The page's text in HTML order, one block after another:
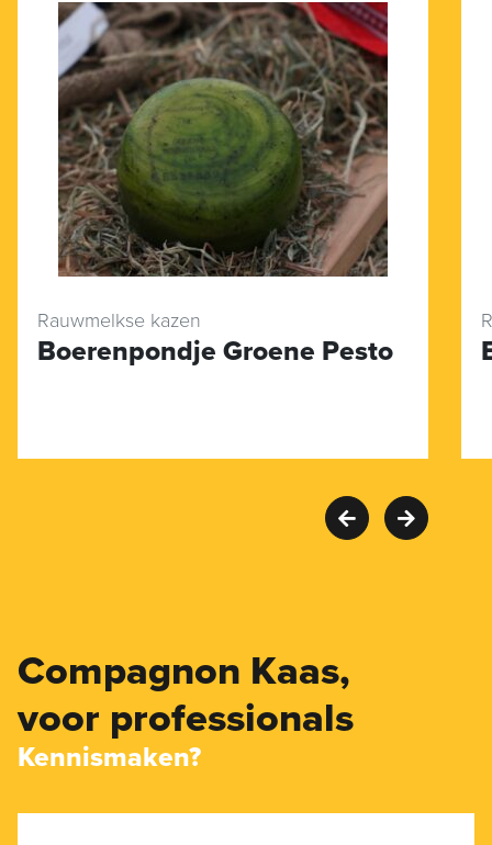
Rauwmelkse kazen
Boerenpondje Groene Pesto
Compagnon Kaas,
voor professionals
Kennismaken?